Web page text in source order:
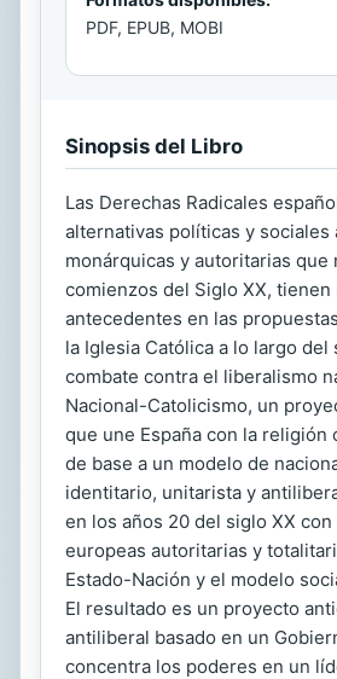
PDF, EPUB, MOBI
Sinopsis del Libro
Las Derechas Radicales
alternativas políticas y
monárquicas y autoritarias que
comienzos del Siglo XX, tienen
antecedentes en las
la Iglesia Católica a lo largo del
combate contra el liberalismo
Nacional-Catolicismo, un
que une España con la religión
de base a un modelo de
identitario, unitarista y
en los años 20 del siglo XX
europeas autoritarias y
Estado-Nación y el modelo
El resultado es un proyecto
antiliberal basado en un
concentra los poderes en un